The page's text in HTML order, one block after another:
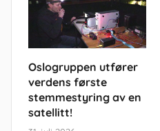
Oslogruppen utfører
verdens første
stemmestyring av en
satellitt!